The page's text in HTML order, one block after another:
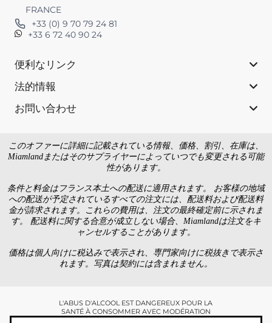
FRANCE
+33 (0) 9 70 79 24 81
+33 6 72 40 90 24
便利なリンク
法的情報
お問い合わせ
このオファーに詳細に記載されている情報、価格、割引、在庫は、
Miamlandまたはそのサプライヤーによっていつでも変更される可能
性があります。
条件と料金はフランス本土への配送に適用されます。 お客様の地域
への配送が予定されているすべての注文には、配送料および配送料
金が請求されます。これらの費用は、注文の最終確定前に示されま
す。 配送料に関する合意が成立しない場合、Miamlandは注文をキ
ャンセルすることがあります。
価格は個人向けに税込みで表示され、専門家向けに税抜きで表示さ
れます。写真は契約には含まれません。
L'ABUS D'ALCOOL EST DANGEREUX POUR LA
SANTÉ À CONSOMMER AVEC MODÉRATION